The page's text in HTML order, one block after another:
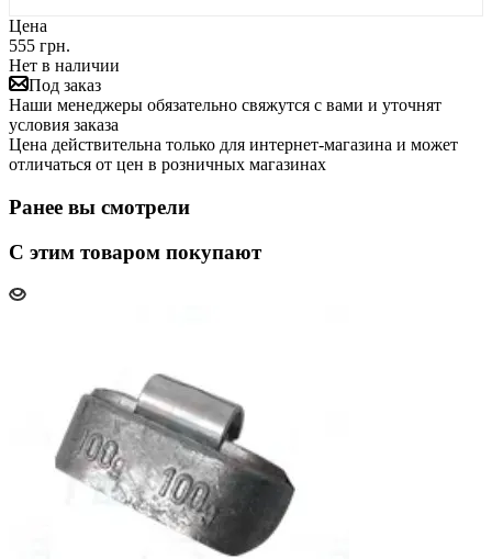
Цена
555 грн.
Нет в наличии
Под заказ
Наши менеджеры обязательно свяжутся с вами и уточнят
условия заказа
Цена действительна только для интернет-магазина и может
отличаться от цен в розничных магазинах
Ранее вы смотрели
С этим товаром покупают